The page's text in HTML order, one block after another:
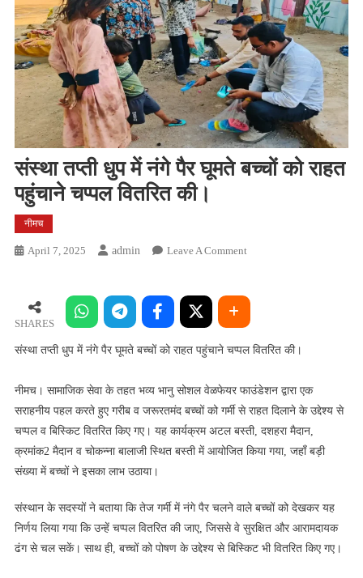
संस्था तप्ती धुप में नंगे पैर घूमते बच्चों को राहत
पहुंचाने चप्पल वितरित की।
नीमच
April 7, 2025 Admin Leave A CommentOn
धुप
में
नंगे
को
राहत
पहुंचाने
की।
SHARES
संस्था तप्ती धुप में नंगे पैर घूमते बच्चों को राहत पहुंचाने चप्पल वितरित की।
नीमच। सामाजिक सेवा के तहत भव्य भानु सोशल वेळफेयर फाउंडेशन द्वारा एक
सराहनीय पहल करते हुए गरीब व जरूरतमंद बच्चों को गर्मी से राहत दिलाने के उद्देश्य से
चप्पल व बिस्किट वितरित किए गए। यह कार्यक्रम अटल बस्ती, दशहरा मैदान,
क्रमांक2 मैदान व चोकन्ना बालाजी स्थित बस्ती में आयोजित किया गया, जहाँ बड़ी
संख्या में बच्चों ने इसका लाभ उठाया।
संस्थान के सदस्यों ने बताया कि तेज गर्मी में नंगे पैर चलने वाले बच्चों को देखकर यह
निर्णय लिया गया कि उन्हें चप्पल वितरित की जाए, जिससे वे सुरक्षित और आरामदायक
ढंग से चल सकें। साथ ही, बच्चों को पोषण के उद्देश्य से बिस्किट भी वितरित किए गए।